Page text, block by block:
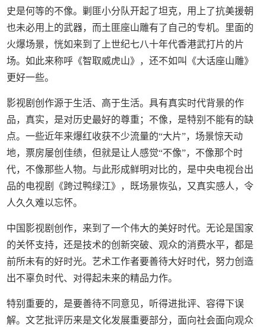
史是何等的不像。剿匪小分队开起了坦克，用上了抗美援朝
也未必用上的武器，而土匪座山雕有了自己的专机。里面的
火爆场景，恍如来到了上世纪七八十年代香港武打片的片
场。如此来称呼《智取威虎山》，还不如叫《大话座山雕》
更好一些。
影视剧创作源于生活、高于生活。具有真实时代背景的作
品，真实，是对历史最好的尊重；不像，是特别不能有的缺
点。一些近年来爆红收获不少流量的“大片”，场景惊天动
地，票房屡创佳绩，但就是让人感觉“不像”，不像那个时
代，不像那些人物。与此形成鲜明对比的，是中央电视台出
品的电视剧《跨过鸭绿江》，既场景恢弘，又真实感人，令
人久久难以忘怀。
中国影视剧创作，来到了一个伟大的美好时代。无论是国家
的关怀支持，还是技术的创新突破、观众的消费水平，都是
前所未有的好时光。艺术工作者要善待大好时代，努力创造
出不辜负时代、对得起未来的精品力作。
特别重要的，是要善待不同意见，听得进批评、容得下误
解。文艺批评历来是文化发展重要部分，面向社会面向观众